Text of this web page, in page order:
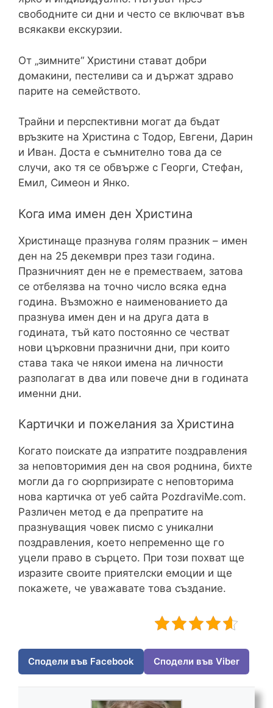
свободните си дни и често се включват във
всякакви екскурзии.
От „зимните“ Христини стават добри
домакини, пестеливи са и държат здраво
парите на семейството.
Трайни и перспективни могат да бъдат
връзките на Христина с Тодор, Евгени, Дарин
и Иван. Доста е съмнително това да се
случи, ако тя се обвърже с Георги, Стефан,
Емил, Симеон и Янко.
Кога има имен ден Христина
Христинаще празнува голям празник – имен
ден на 25 декември през тази година.
Празничният ден не е преместваем, затова
се отбелязва на точно число всяка една
година. Възможно е наименованието да
празнува имен ден и на друга дата в
годината, тъй като постоянно се честват
нови църковни празнични дни, при които
става така че някои имена на личности
разполагат в два или повече дни в годината
именни дни.
Картички и пожелания за Христина
Когато поискате да изпратите поздравления
за неповторимия ден на своя роднина, бихте
могли да го сюрпризирате с неповторима
нова картичка от уеб сайта PozdraviMe.com.
Различен метод е да препратите на
празнуващия човек писмо с уникални
поздравления, което непременно ще го
уцели право в сърцето. При този похват ще
изразите своите приятелски емоции и ще
покажете, че уважавате това създание.
Сподели във Facebook Сподели във Viber